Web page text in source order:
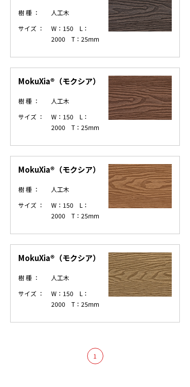
樹 種 ：
人工木
サイズ ：
W：150 L：
2000 T：25mm
MokuXia®（モクシア）
樹 種 ：
人工木
サイズ ：
W：150 L：
2000 T：25mm
MokuXia®（モクシア）
樹 種 ：
人工木
サイズ ：
W：150 L：
2000 T：25mm
MokuXia®（モクシア）
樹 種 ：
人工木
サイズ ：
W：150 L：
2000 T：25mm
1